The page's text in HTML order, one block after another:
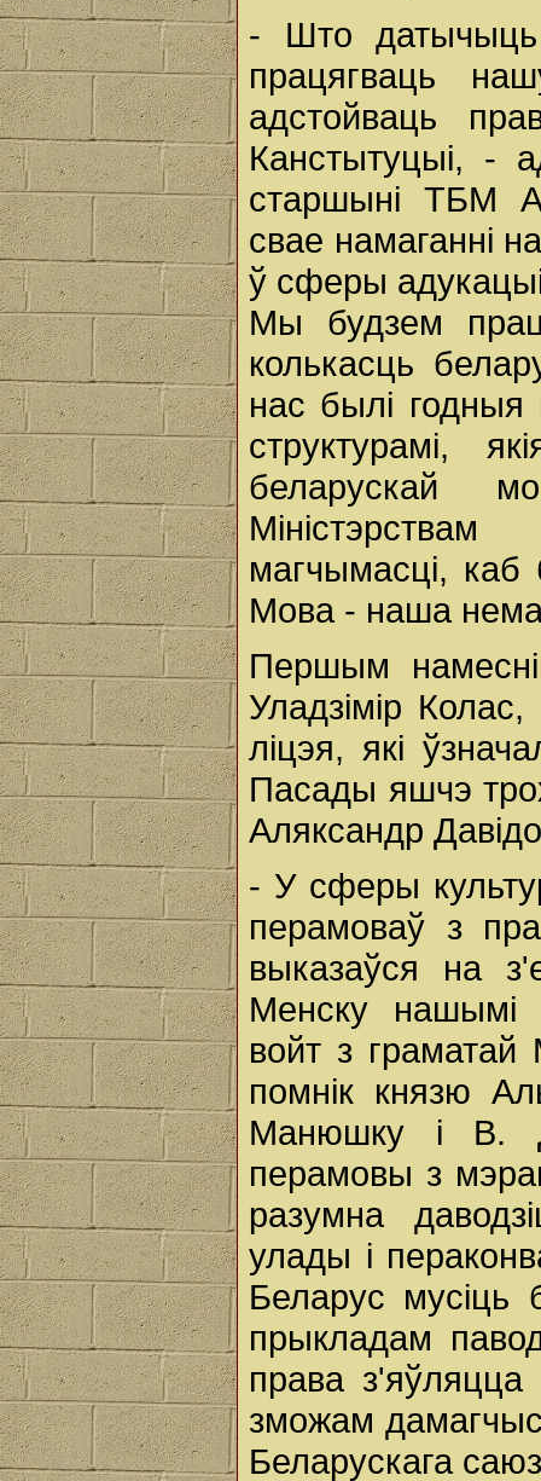
- Што
працягваць
адстойваць
Канстытуцыі, -
старшыні ТБМ
свае намаганні
ў сферы
Мы будзем
колькасць
нас былі годныя
структурамі,
беларускай
магчымасці,
Мова - наша
Першым
Уладзімір
ліцэя, які
Пасады яшчэ
Аляксандр
- У сферы
перамоваў з
выказаўся на
Менску нашымі
войт з граматай
помнік князю
Манюшку і В.
перамовы з
разумна
улады і
Беларус
прыкладам
права
зможам
Беларускага